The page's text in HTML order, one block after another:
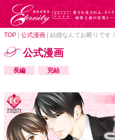
TOP 公式漫画 結婚なんてお断りです！
公式漫画
長編 完結